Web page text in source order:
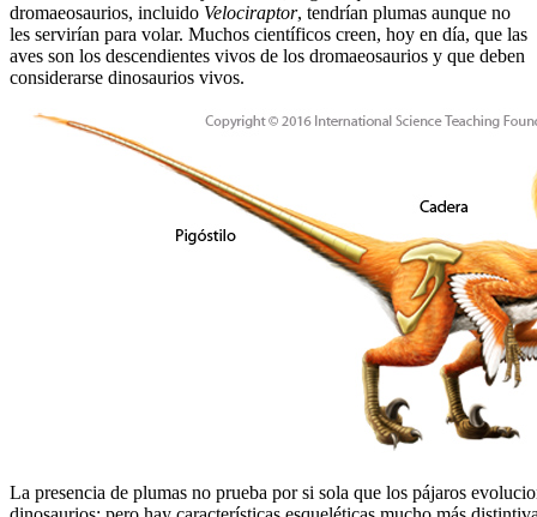
dromaeosaurios, incluido Velociraptor, tendrían plumas aunque no
les servirían para volar. Muchos científicos creen, hoy en día, que las
aves son los descendientes vivos de los dromaeo­saurios y que deben
considerarse dinosaurios vivos.
La presencia de plumas no prueba por si sola que los pájaros